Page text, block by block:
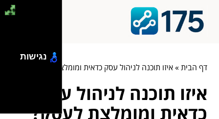
דף הבית»איזו תוכנה לניהול עסק כדאית ומומלצת לעסק?
איזו תוכנה לניהול עסק
כדאית ומומלצת לעסק?
נגישות